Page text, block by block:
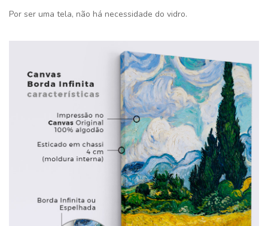
Por ser uma tela, não há necessidade do vidro.